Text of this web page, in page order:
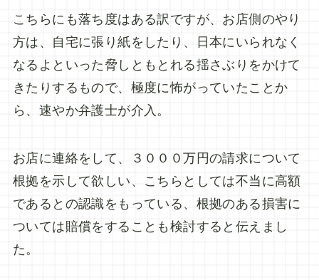
こちらにも落ち度はある訳ですが、お店側のやり
方は、自宅に張り紙をしたり、日本にいられなく
なるよといった脅しともとれる揺さぶりをかけて
きたりするもので、極度に怖がっていたことか
ら、速やか弁護士が介入。
お店に連絡をして、３０００万円の請求について
根拠を示して欲しい、こちらとしては不当に高額
であるとの認識をもっている、根拠のある損害に
ついては賠償をすることも検討すると伝えまし
た。